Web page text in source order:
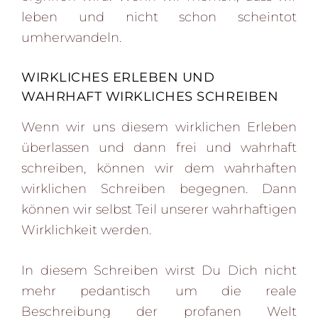
leben und nicht schon scheintot
umherwandeln.
WIRKLICHES ERLEBEN UND
WAHRHAFT WIRKLICHES SCHREIBEN
Wenn wir uns diesem wirklichen Erleben
überlassen und dann frei und wahrhaft
schreiben, können wir dem wahrhaften
wirklichen Schreiben begegnen. Dann
können wir selbst Teil unserer wahrhaftigen
Wirklichkeit werden.
In diesem Schreiben wirst Du Dich nicht
mehr pedantisch um die reale
Beschreibung der profanen Welt